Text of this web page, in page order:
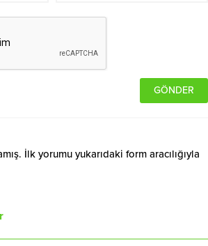
İlk yorumu yukarıdaki form aracılığıyla